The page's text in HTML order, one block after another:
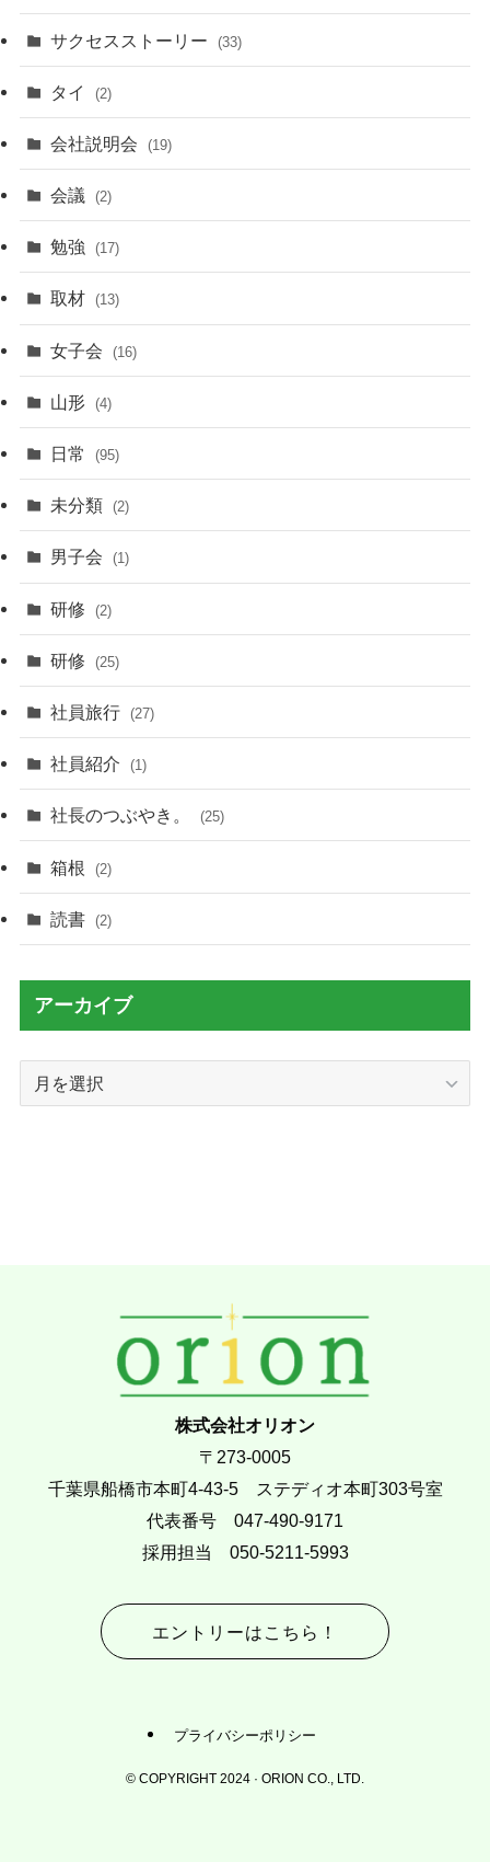
サクセスストーリー (33)
タイ (2)
会社説明会 (19)
会議 (2)
勉強 (17)
取材 (13)
女子会 (16)
山形 (4)
日常 (95)
未分類 (2)
男子会 (1)
研修 (2)
研修 (25)
社員旅行 (27)
社員紹介 (1)
社長のつぶやき。 (25)
箱根 (2)
読書 (2)
アーカイブ
株式会社オリオン
〒273-0005
千葉県船橋市本町4-43-5 ステディオ本町303号室
代表番号 047-490-9171
採用担当 050-5211-5993
エントリーはこちら！
プライバシーポリシー
© COPYRIGHT 2024 · ORION CO., LTD.